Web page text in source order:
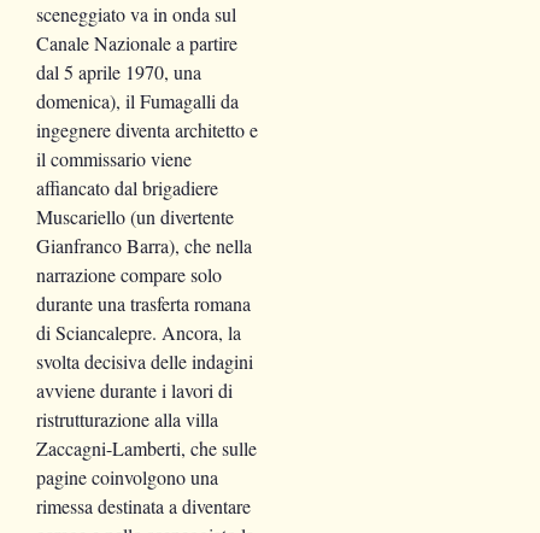
sceneggiato va in onda sul
Canale Nazionale a partire
dal 5 aprile 1970, una
domenica), il Fumagalli da
ingegnere diventa architetto e
il commissario viene
affiancato dal brigadiere
Muscariello (un divertente
Gianfranco Barra), che nella
narrazione compare solo
durante una trasferta romana
di Sciancalepre. Ancora, la
svolta decisiva delle indagini
avviene durante i lavori di
ristrutturazione alla villa
Zaccagni-Lamberti, che sulle
pagine coinvolgono una
rimessa destinata a diventare